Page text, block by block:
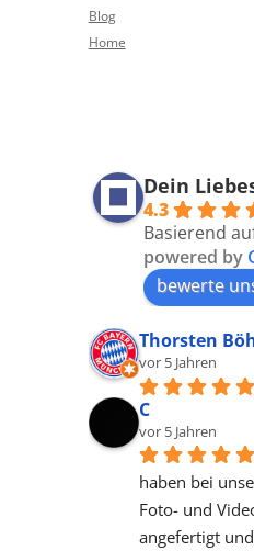
Blog
Home
Dein
4.3
Basierend
powered by
bewerte
Thorsten
vor 5 Jahren
C
vor 5 Jahren
haben bei
Foto- und
angefertigt